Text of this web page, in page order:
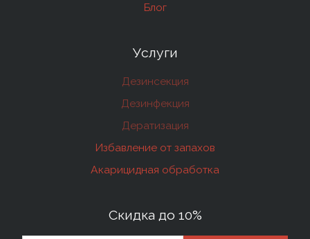
Блог
Услуги
Дезинсекция
Дезинфекция
Дератизация
Избавление от запахов
Акарицидная обработка
Скидка до 10%